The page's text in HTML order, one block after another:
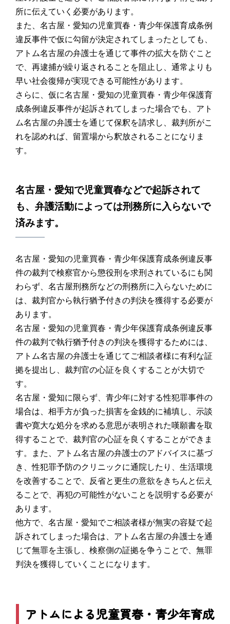
所に伝えていく必要があります。
また、名古屋・愛知の児童買春・青少年保護育成条例
違反事件で仮に勾留が決定されてしまったとしても、
アトム名古屋の弁護士を通じて事件の拡大を防ぐこと
で、再逮捕が繰り返されることを阻止し、通常よりも
早い社会復帰が実現できる可能性があります。
さらに、仮に名古屋・愛知の児童買春・青少年保護育
成条例違反事件が起訴されてしまった場合でも、アト
ム名古屋の弁護士を通じて保釈を請求し、裁判所がこ
れを認めれば、留置場から釈放されることになりま
す。
名古屋・愛知で児童買春などで起訴されて
も、弁護活動によっては刑務所に入らないで
済みます。
名古屋・愛知の児童買春・青少年保護育成条例違反事
件の裁判で検察官から懲役刑を求刑されているにも関
わらず、名古屋刑務所などの刑務所に入らないために
は、裁判官から執行猶予付きの判決を獲得する必要が
あります。
名古屋・愛知の児童買春・青少年保護育成条例違反事
件の裁判で執行猶予付きの判決を獲得するためには、
アトム名古屋の弁護士を通じてご相談者様に有利な証
拠を提出し、裁判官の心証を良くすることが大切で
す。
名古屋・愛知に限らず、青少年に対する性犯罪事件の
場合は、相手方が負った損害を金銭的に補填し、示談
書や寛大な処分を求める意思が表明された嘆願書を取
得することで、裁判官の心証を良くすることができま
す。また、アトム名古屋の弁護士のアドバイスに基づ
き、性犯罪予防のクリニックに通院したり、生活環境
を改善することで、反省と更生の意欲をきちんと伝え
ることで、再犯の可能性がないことを説明する必要が
あります。
他方で、名古屋・愛知でご相談者様が無実の容疑で起
訴されてしまった場合は、アトム名古屋の弁護士を通
じて無罪を主張し、検察側の証拠を争うことで、無罪
判決を獲得していくことになります。
アトムによる児童買春・青少年育成